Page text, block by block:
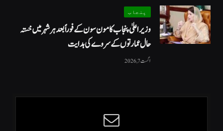
پنجاب
وزیراعلیٰ پنجاب کا مون سون کے فوراً بعد ہر شہر میں خستہ
حال عمارتوں کے سروے کی ہدایت
اگست 7, 2026